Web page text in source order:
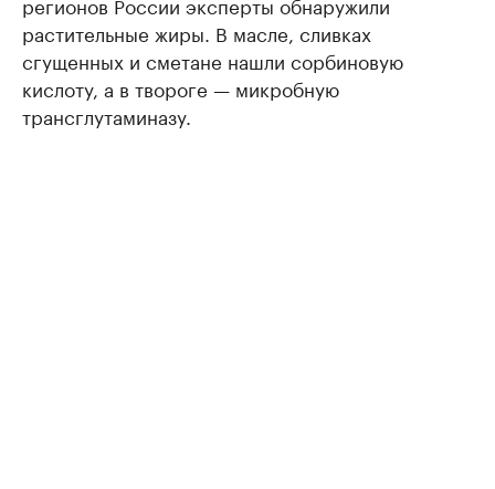
растительные жиры. В масле, сливках
сгущенных и сметане нашли сорбиновую
кислоту, а в твороге — микробную
трансглутаминазу.